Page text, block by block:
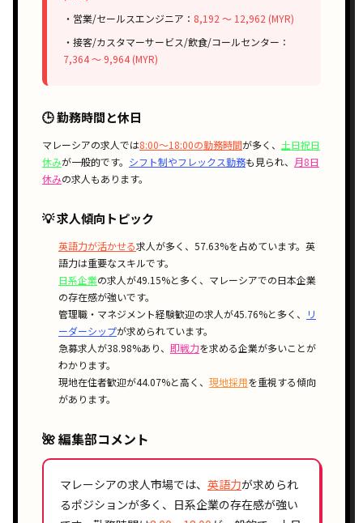
・営業/セールスエンジニア： 8,192 〜 12,962 (MYR)
・接客/カスタマーサービス/飲食/コールセンター：
7,364 〜 9,964 (MYR)
🕒 勤務時間と休日
マレーシアの求人では8:00〜18:00の勤務時間が多く、 土日祝日
休みが一般的です。 シフト制やフレックス勤務も見られ、 月8日
休みの求人もあります。
💡 求人傾向トピック
英語力が活かせる求人が多く、57.63%を占めています。英
語力は重要なスキルです。
日系企業の求人が49.15%と多く、マレーシアでの日本企業
の存在感が強いです。
管理職・マネジメント経験歓迎の求人が45.76%と多く、
リ
ーダーシップが求められています。
急募求人が38.98%あり、 即戦力を求める企業が多いことが
わかります。
現地在住者歓迎が44.07%と高く、 現地採用を重視する傾向
があります。
🌺 編集部コメント
マレーシアの求人市場では、 英語力が求められ
るポジションが多く、日系企業の存在感が強い